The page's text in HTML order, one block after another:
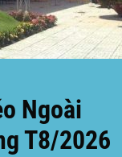
Ngoài
T8/2026